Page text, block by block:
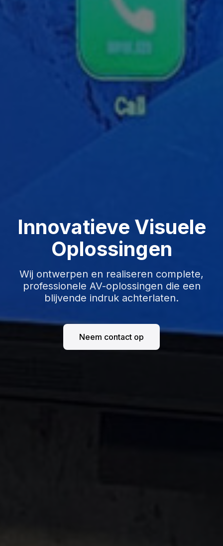
evenementen, winkels en zakelijke
presentaties.
RESERVEER DIRECT
Innovatieve Visuele
Oplossingen
Wij ontwerpen en realiseren complete,
professionele AV-oplossingen die een
blijvende indruk achterlaten.
Neem contact op